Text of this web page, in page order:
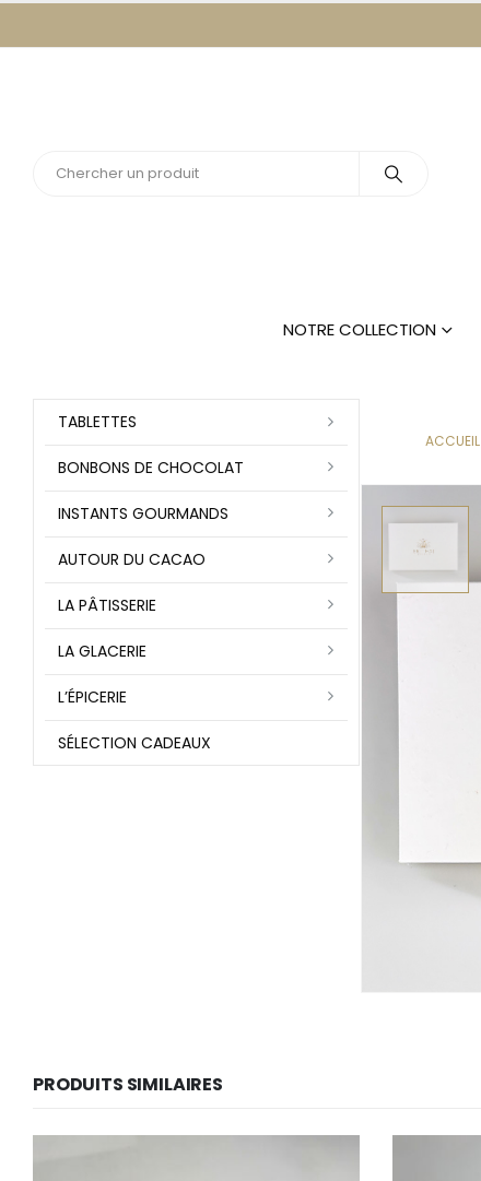
NOTRE COLLECTION
ACCUEIL
TABLETTES
BONBONS DE CHOCOLAT
INSTANTS GOURMANDS
AUTOUR DU CACAO
LA PÂTISSERIE
LA GLACERIE
L’ÉPICERIE
SÉLECTION CADEAUX
PRODUITS SIMILAIRES